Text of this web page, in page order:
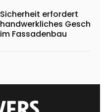
Sicherheit erfordert
handwerkliches Geschick
im Fassadenbau